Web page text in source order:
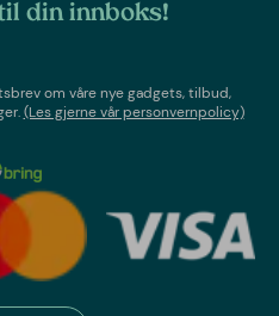
din innboks!
om våre nye gadgets, tilbud,
(Les gjerne vår personvernpolicy)